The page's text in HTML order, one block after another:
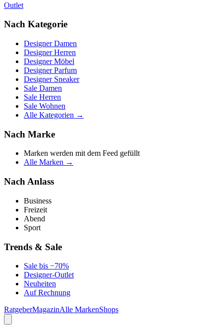
Outlet
Nach Kategorie
Designer Damen
Designer Herren
Designer Möbel
Designer Parfum
Designer Sneaker
Sale Damen
Sale Herren
Sale Wohnen
Alle Kategorien →
Nach Marke
Marken werden mit dem Feed gefüllt
Alle Marken →
Nach Anlass
Business
Freizeit
Abend
Sport
Trends & Sale
Sale bis −70%
Designer-Outlet
Neuheiten
Auf Rechnung
RatgeberMagazinAlle MarkenShops